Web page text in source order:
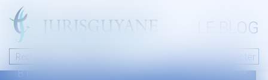
LE BLOG
Nous contacter
46 avenue de la liberté
B.P.315 - 97327 Cayenne Cedex
Mentions légales